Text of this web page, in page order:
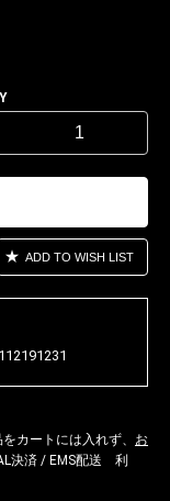
ADD TO WISH LIST
カートには入れず、 お
決済 / EMS配送 利